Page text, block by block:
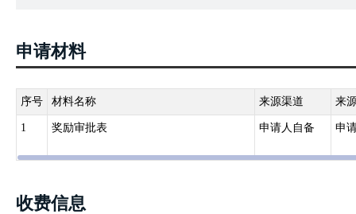
国务院和地方各级人民政府及其有关部门对有突出贡献的教师，应当
《中华人民共和国职业教育法》
第十条国家对在职业教育中作出显著成绩的单位和个人给予奖励。
第六条
《中华人民共和国国家通用语言文字法》
申请材料
序号 材料名称 来源渠道 来
1 奖励审批表 申请人自备 申
收费信息